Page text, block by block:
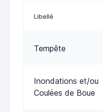
Libellé
Tempête
Inondations et/ou
Coulées de Boue